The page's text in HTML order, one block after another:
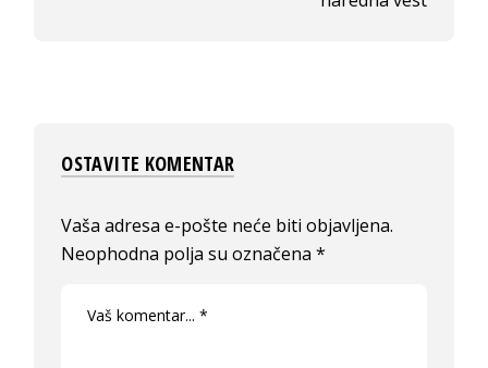
OSTAVITE KOMENTAR
Vaša adresa e-pošte neće biti objavljena.
Neophodna polja su označena*